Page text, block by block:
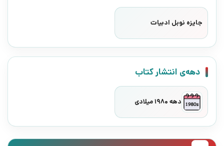
جایزه نوبل ادبیات
دهه‌ی انتشار کتاب
دهه 1980 میلادی